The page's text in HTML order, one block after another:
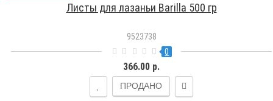
Листы для лазаньи Barilla 500 гр
9523738
0
366.00 р.
ПРОДАНО